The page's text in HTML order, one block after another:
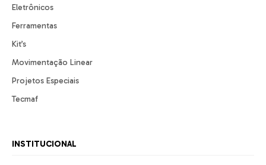
Eletrônicos
Ferramentas
Kit’s
Movimentação Linear
Projetos Especiais
Tecmaf
INSTITUCIONAL